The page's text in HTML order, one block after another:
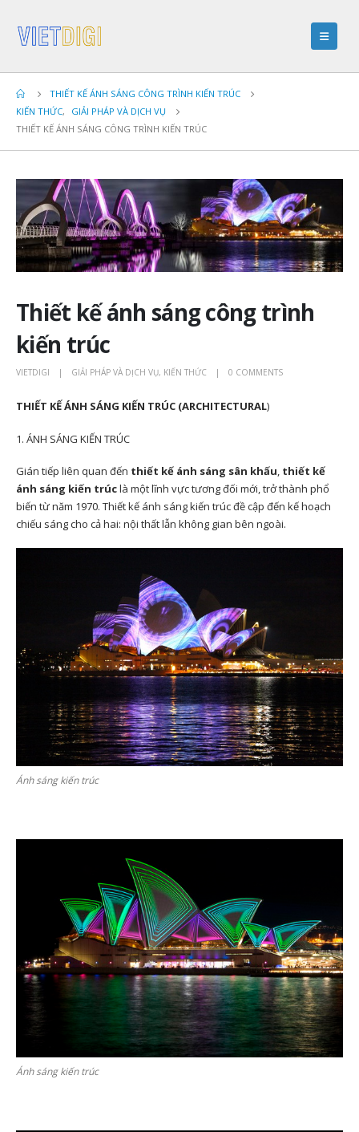
THIẾT KẾ ÁNH SÁNG CÔNG TRÌNH KIẾN TRÚC
KIẾN THỨC,
GIẢI PHÁP VÀ DỊCH VỤ
THIẾT KẾ ÁNH SÁNG CÔNG TRÌNH KIẾN TRÚC
Thiết kế ánh sáng công trình
kiến trúc
VIETDIGI GIẢI PHÁP VÀ DỊCH VỤ, KIẾN THỨC 0 COMMENTS
THIẾT KẾ ÁNH SÁNG KIẾN TRÚC (ARCHITECTURAL)
1. ÁNH SÁNG KIẾN TRÚC
Gián tiếp liên quan đến thiết kế ánh sáng sân khấu, thiết kế
ánh sáng kiến ​​trúclà một lĩnh vực tương đối mới, trở thành phổ
biến từ năm 1970. Thiết kế ánh sáng kiến ​​trúc đề cập đến kế hoạch
chiếu sáng cho cả hai: nội thất lẫn không gian bên ngoài.
Ánh sáng kiến trúc
Ánh sáng kiến trúc